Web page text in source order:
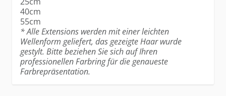
40cm
55cm
* Alle Extensions werden mit einer leichten
Wellenform geliefert, das gezeigte Haar wurde
gestylt. Bitte beziehen Sie sich auf Ihren
professionellen Farbring für die genaueste
Farbrepräsentation.